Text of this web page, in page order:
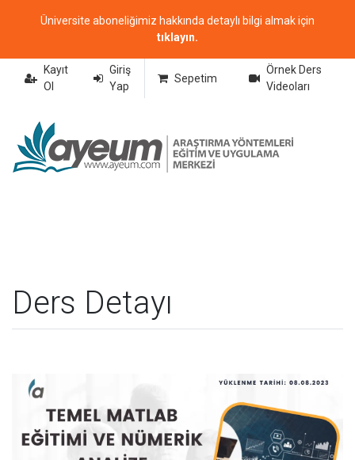
Üniversite aboneliğimiz hakkında detaylı bilgi almak için
tıklayın.
Kayıt
Ol
Giriş
Yap
Sepetim
Örnek Ders
Videoları
Ders Detayı